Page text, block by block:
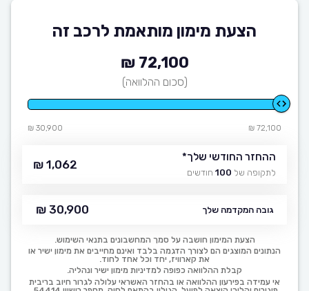
הצעת מימון מותאמת לרכב זה
72,100 ₪
(סכום ההלוואה)
72,100 ₪
30,900 ₪
ההחזר החודשי שלך*
לתקופה של 100 חודשים
1,062 ₪
גובה המקדמה שלך 30,900 ₪
הצעת המימון חושבה על סמך המחשבונים בתנאי השימוש.
הנתונים המוצגים הם לצורך הדגמה בלבד ואינם מחייבים את מימון ישיר או
את קארוויז, יחד וכל אחד לחוד.
קבלת ההלוואה כפופה למדיניות מימון ישיר ונהליה.
אי עמידה בפירעון ההלוואה או בהחזר האשראי עלולה לגרור חיוב בריבית